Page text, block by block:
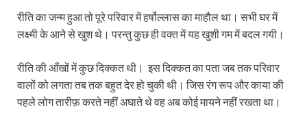
रीति का जन्म हुआ तो पूरे परिवार में हर्षोल्लास का माहौल था। सभी घर में
लक्ष्मी के आने से खुश थे। परन्तु कुछ ही वक्त में यह खुशी गम में बदल गयी।
रीति की आँखों में कुछ दिक्कत थी। इस दिक्कत का पता जब तक परिवार
वालों को लगता तब तक बहुत देर हो चुकी थी। जिस रंग रूप और काया की
पहले लोग तारीफ़ करते नहीं अघाते थे वह अब कोई मायने नहीं रखता था।